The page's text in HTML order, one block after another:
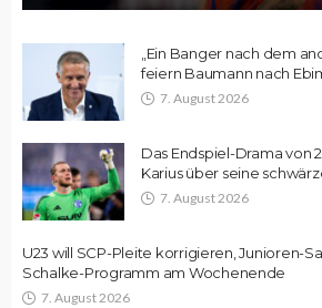
„Ein Banger nach dem
feiern Baumann nach
7. August 2026
Das Endspiel-Drama von
Karius über seine
7. August 2026
U23 will SCP-Pleite korrigieren, Junioren-
Schalke-Programm am Wochenende
7. August 2026